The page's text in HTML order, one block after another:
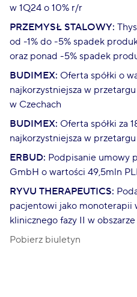
w 1Q24 o 10% r/r
PRZEMYSŁ STALOWY:
od -1% do -5% spadek
oraz ponad -5% spadek
BUDIMEX: Oferta spółki o
najkorzystniejsza w
w Czechach
BUDIMEX: Oferta spółki za
najkorzystniejsza w przetargu
ERBUD: Podpisanie umowy
GmbH o wartości 49,5mln
RYVU THERAPEUTICS:
pacjentowi jako monoterapii
klinicznego fazy II w
Pobierz biuletyn